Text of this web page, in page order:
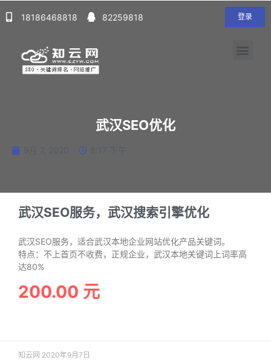
18186468818 82259818 登录
武汉SEO优化
武汉SEO服务，武汉搜索引擎优化
武汉SEO服务，适合武汉本地企业网站优化产品关键词。
特点：不上首页不收费，正规企业，武汉本地关键词上词率高
达80%
200.00 元
知云网 2020年9月7日